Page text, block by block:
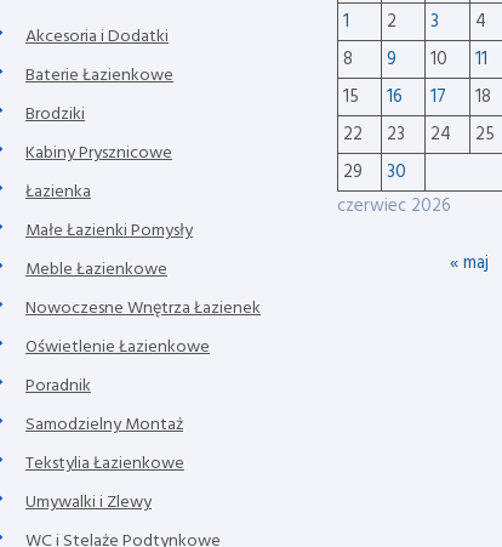
Akcesoria i Dodatki
Baterie Łazienkowe
Brodziki
Kabiny Prysznicowe
Łazienka
Małe Łazienki Pomysły
Meble Łazienkowe
Nowoczesne Wnętrza Łazienek
Oświetlenie Łazienkowe
Poradnik
Samodzielny Montaż
Tekstylia Łazienkowe
Umywalki i Zlewy
WC i Stelaże Podtynkowe
czerwiec 2026
1
2 3 4
8
9 10 11
15
16 17 18
22
23 24 25
29
30
« maj